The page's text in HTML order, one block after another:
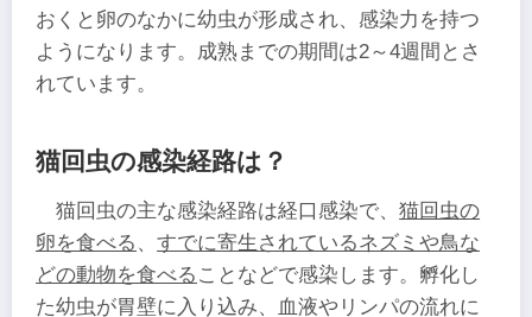
おくと卵のなかに幼虫が形成され、感染力を持つ
ようになります。成熟までの期間は2～4週間とさ
れています。
猫回虫の感染経路は？
猫回虫の主な感染経路は経口感染で、猫回虫の
卵を食べる 、 すでに寄生されているネズミや鳥な
どの動物を食べる ことなどで感染します。孵化し
た幼虫が胃壁に入り込み、血液やリンパの流れに